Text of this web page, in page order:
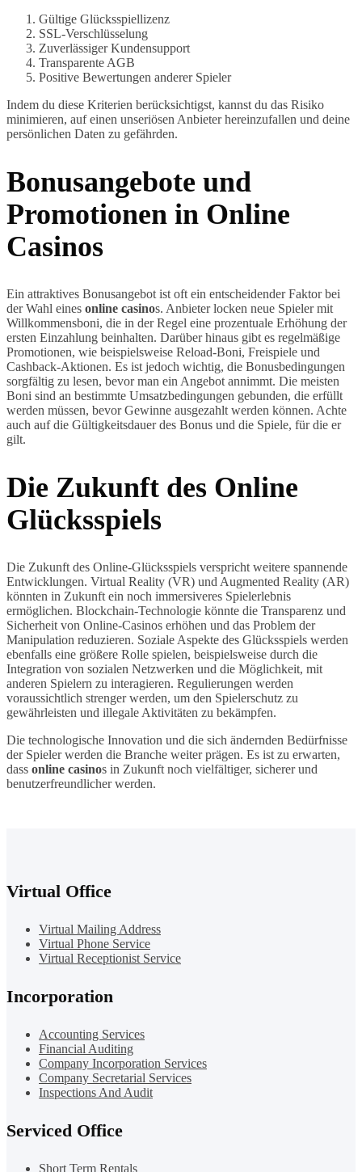
Gültige Glücksspiellizenz
SSL-Verschlüsselung
Zuverlässiger Kundensupport
Transparente AGB
Positive Bewertungen anderer Spieler
Indem du diese Kriterien berücksichtigst, kannst du das Risiko
minimieren, auf einen unseriösen Anbieter hereinzufallen und deine
persönlichen Daten zu gefährden.
Bonusangebote und
Promotionen in Online
Casinos
Ein attraktives Bonusangebot ist oft ein entscheidender Faktor bei
der Wahl eines online casinos. Anbieter locken neue Spieler mit
Willkommensboni, die in der Regel eine prozentuale Erhöhung der
ersten Einzahlung beinhalten. Darüber hinaus gibt es regelmäßige
Promotionen, wie beispielsweise Reload-Boni, Freispiele und
Cashback-Aktionen. Es ist jedoch wichtig, die Bonusbedingungen
sorgfältig zu lesen, bevor man ein Angebot annimmt. Die meisten
Boni sind an bestimmte Umsatzbedingungen gebunden, die erfüllt
werden müssen, bevor Gewinne ausgezahlt werden können. Achte
auch auf die Gültigkeitsdauer des Bonus und die Spiele, für die er
gilt.
Die Zukunft des Online
Glücksspiels
Die Zukunft des Online-Glücksspiels verspricht weitere spannende
Entwicklungen. Virtual Reality (VR) und Augmented Reality (AR)
könnten in Zukunft ein noch immersiveres Spielerlebnis
ermöglichen. Blockchain-Technologie könnte die Transparenz und
Sicherheit von Online-Casinos erhöhen und das Problem der
Manipulation reduzieren. Soziale Aspekte des Glücksspiels werden
ebenfalls eine größere Rolle spielen, beispielsweise durch die
Integration von sozialen Netzwerken und die Möglichkeit, mit
anderen Spielern zu interagieren. Regulierungen werden
voraussichtlich strenger werden, um den Spielerschutz zu
gewährleisten und illegale Aktivitäten zu bekämpfen.
Die technologische Innovation und die sich ändernden Bedürfnisse
der Spieler werden die Branche weiter prägen. Es ist zu erwarten,
dass online casinos in Zukunft noch vielfältiger, sicherer und
benutzerfreundlicher werden.
Virtual Office
Virtual Mailing Address
Virtual Phone Service
Virtual Receptionist Service
Incorporation
Accounting Services
Financial Auditing
Company Incorporation Services
Company Secretarial Services
Inspections And Audit
Serviced Office
Short Term Rentals